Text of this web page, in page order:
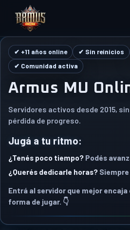
✔ +11 años online ✔ Sin reinicios
✔ Comunidad activa
Armus MU
Servidores activos desde 2015,
pérdida de progreso.
Jugá a tu ritmo:
¿Tenés poco tiempo? Podés
¿Querés dedicarle horas?
Entrá al servidor que mejor
forma de jugar. 👇